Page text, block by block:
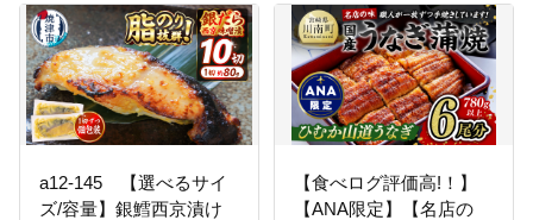
a12-145 【選べるサイ
ズ/容量】銀鱈西京漬け
【食べログ評価高!！】
【ANA限定】【名店の